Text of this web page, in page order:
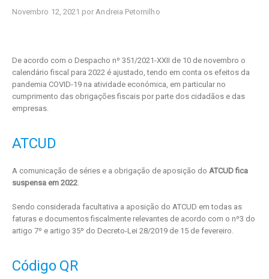
Novembro 12, 2021 por Andreia Petornilho
De acordo com o Despacho nº 351/2021-XXII de 10 de novembro o
calendário fiscal para 2022 é ajustado, tendo em conta os efeitos da
pandemia COVID-19 na atividade económica, em particular no
cumprimento das obrigações fiscais por parte dos cidadãos e das
empresas.
ATCUD
A comunicação de séries e a obrigação de aposição do ATCUD fica
suspensa em 2022.
Sendo considerada facultativa a aposição do ATCUD em todas as
faturas e documentos fiscalmente relevantes de acordo com o nº3 do
artigo 7º e artigo 35º do Decreto-Lei 28/2019 de 15 de fevereiro.
Código QR